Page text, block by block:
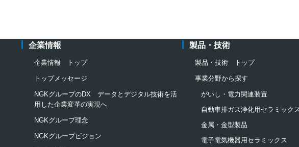
企業情報
企業情報 トップ
トップメッセージ
NGKグループのDX データとデジタル技術を活
用した企業変革の実現へ
NGKグループ理念
NGKグループビジョン
製品・技術
製品・技術 トップ
事業分野から探す
がいし・電力関連装置
自動車排ガス浄化用セラミックス
金属・金型製品
電子電気機器用セラミックス